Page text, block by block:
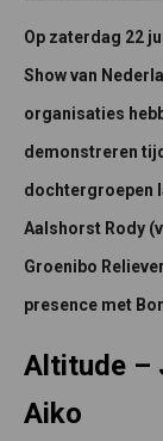
Op zaterdag 22
Show van
organisaties
demonstreren
dochtergroepen
Aalshorst Rody
Groenibo
presence met
Altitude –
Aiko